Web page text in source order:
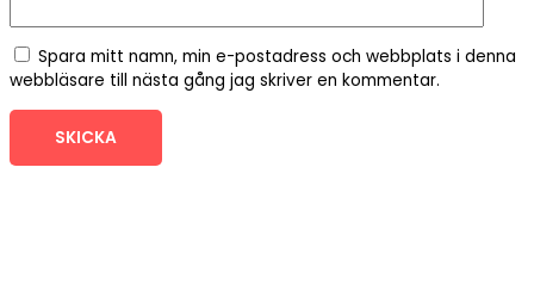
Spara mitt namn, min e-postadress och webbplats i denna
webbläsare till nästa gång jag skriver en kommentar.